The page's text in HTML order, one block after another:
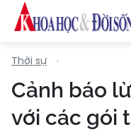
Thời sự
Cảnh báo
với các gói